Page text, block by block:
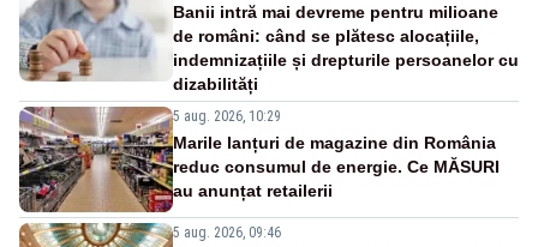
Banii intră mai devreme pentru milioane
de români: când se plătesc alocațiile,
indemnizațiile și drepturile persoanelor cu
dizabilități
5 aug. 2026, 10:29
Marile lanțuri de magazine din România
reduc consumul de energie. Ce MĂSURI
au anunțat retailerii
5 aug. 2026, 09:46